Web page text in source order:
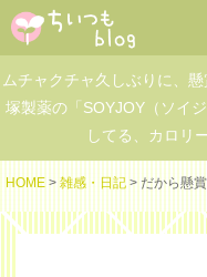
ムチャクチャ久しぶりに、
塚製薬の「SOYJOY（ソイ
してる、カロリ
HOME > 雑感・日記 > だから懸